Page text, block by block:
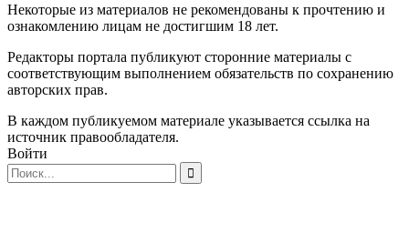
Некоторые из материалов не рекомендованы к прочтению и
ознакомлению лицам не достигшим 18 лет.
Редакторы портала публикуют сторонние материалы с
соответствующим выполнением обязательств по сохранению
авторских прав.
В каждом публикуемом материале указывается ссылка на
источник правообладателя.
Войти